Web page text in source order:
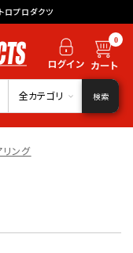
ロプロダクツ
0
全カテゴリ 検索
ング